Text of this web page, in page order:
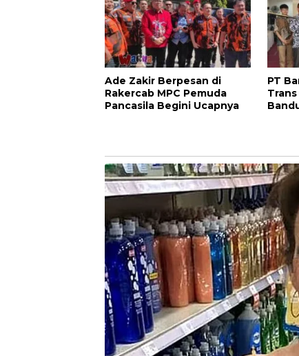
Ade Zakir Berpesan di
Rakercab MPC Pemuda
Pancasila Begini Ucapnya
PT